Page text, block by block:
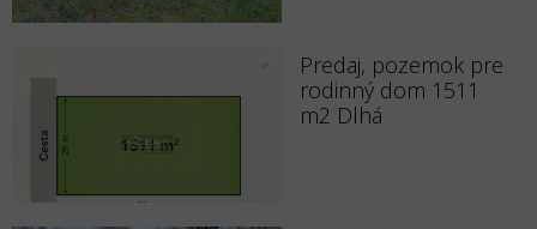
Predaj, pozemok pre
rodinný dom 1511
m2 Dlhá